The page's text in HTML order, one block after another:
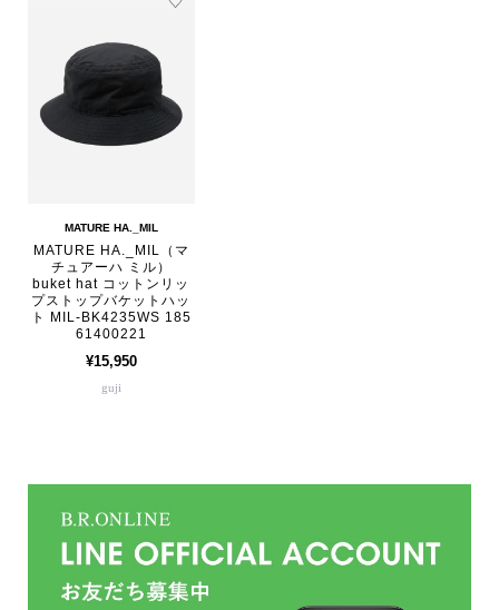
MATURE HA._MIL
MATURE HA._MIL（マ
チュアーハ ミル）
buket hat コットンリッ
プストップバケットハッ
ト MIL-BK4235WS 185
61400221
¥15,950
guji